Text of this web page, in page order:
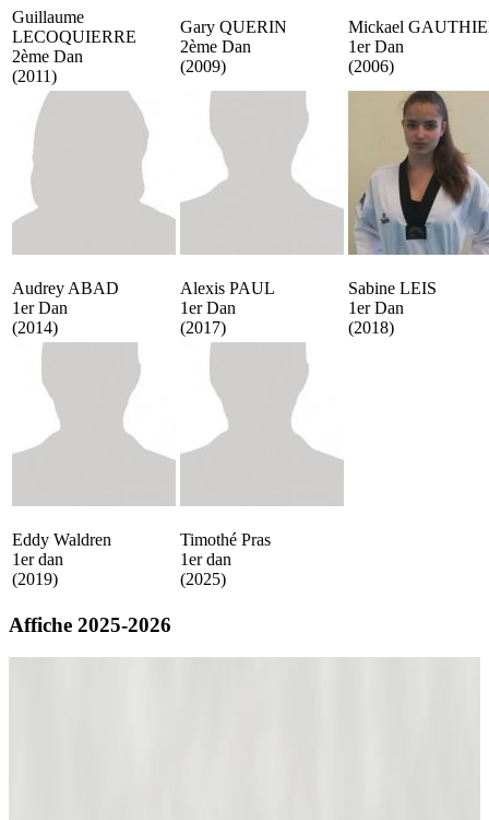
Guillaume
LECOQUIERRE
2ème Dan
(2011)
Gary QUERIN
2ème Dan
(2009)
Mickael
1er Dan
(2006)
Audrey ABAD
1er Dan
(2014)
Alexis PAUL
1er Dan
(2017)
Sabine LEIS
1er Dan
(2018)
Eddy Waldren
1er dan
(2019)
Timothé Pras
1er dan
(2025)
Affiche 2025-2026